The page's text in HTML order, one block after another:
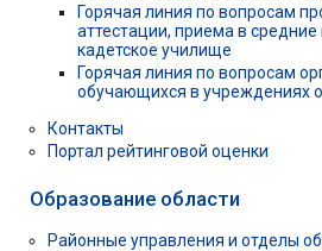
Горячая линия по вопросам
аттестации, приема в
кадетское училище
Горячая линия по вопросам
обучающихся в учреждениях
Контакты
Портал рейтинговой оценки
Образование области
Районные управления и отделы